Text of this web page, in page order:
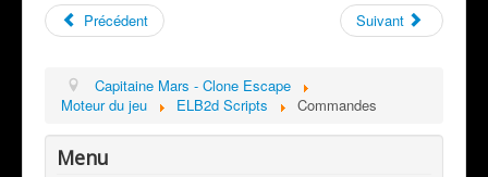
Précédent Suivant
Capitaine Mars - Clone Escape
Moteur du jeu
ELB2d Scripts Commandes
Menu